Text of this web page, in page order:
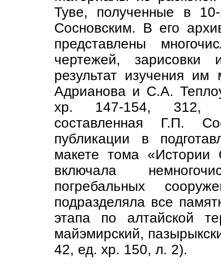
Туве, полученные в
Сосновским. В его
представлены
чертежей,
результат изучения
Адрианова и С.А.
хр. 147-154, 312,
составленная Г.П.
публикации в
макете тома
включала
погребальных
подразделяла все
этапа по алтайской
майэмирский,
42, ед. хр. 150, л. 2).